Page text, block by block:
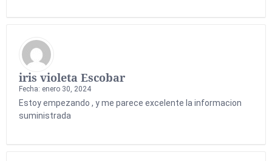
iris violeta Escobar
Fecha: enero 30, 2024
Estoy empezando , y me parece excelente la informacion
suministrada